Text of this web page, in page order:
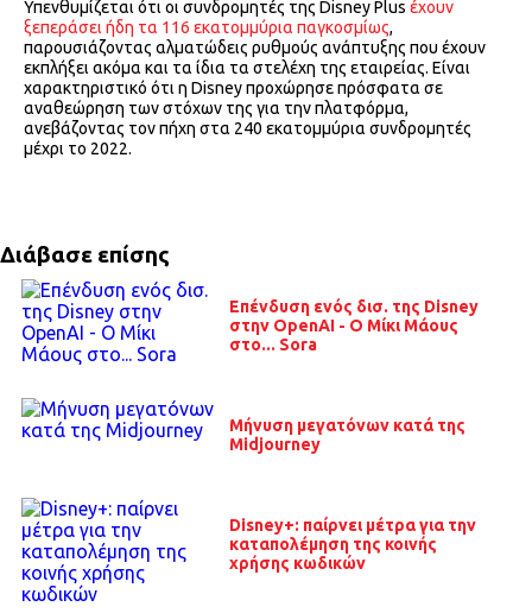
Υπενθυμίζεται ότι οι συνδρομητές της Disney Plus έχουν
ξεπεράσει ήδη τα 116 εκατομμύρια παγκοσμίως,
παρουσιάζοντας αλματώδεις ρυθμούς ανάπτυξης που έχουν
εκπλήξει ακόμα και τα ίδια τα στελέχη της εταιρείας. Είναι
χαρακτηριστικό ότι η Disney προχώρησε πρόσφατα σε
αναθεώρηση των στόχων της για την πλατφόρμα,
ανεβάζοντας τον πήχη στα 240 εκατομμύρια συνδρομητές
μέχρι το 2022.
Διάβασε επίσης
Επένδυση ενός δισ. της Disney
στην OpenAI - Ο Μίκι Μάους
στο... Sora
Μήνυση μεγατόνων κατά της
Midjourney
Disney+: παίρνει μέτρα για την
καταπολέμηση της κοινής
χρήσης κωδικών